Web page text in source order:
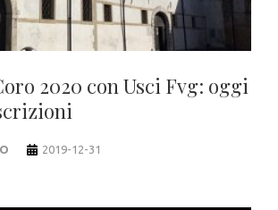
2020 con Usci Fvg: oggi
2019-12-31